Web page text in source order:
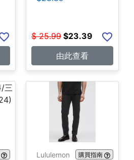
$ 25.99 $23.39
由此查看
Lululemon 購買指南